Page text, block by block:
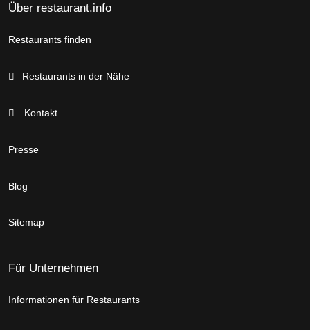
Über restaurant.info
Restaurants finden
Restaurants in der Nähe
Kontakt
Presse
Blog
Sitemap
Für Unternehmen
Informationen für Restaurants